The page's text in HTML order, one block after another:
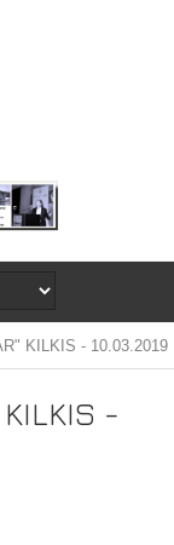
KILKIS - 10.03.2019
-